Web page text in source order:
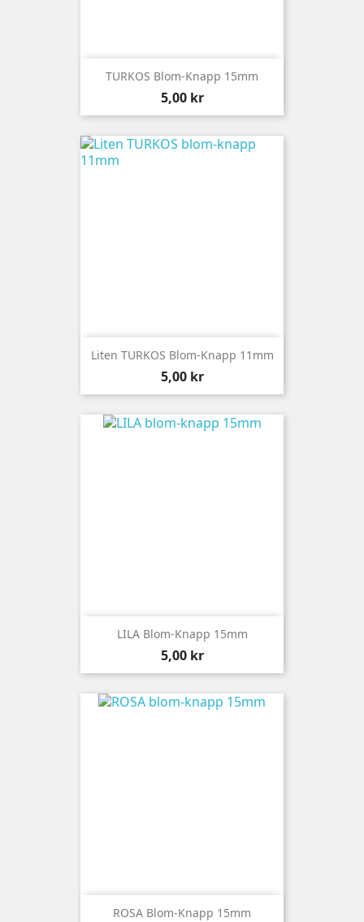
TURKOS Blom-Knapp 15mm
Pris
5,00 kr
Liten TURKOS Blom-Knapp 11mm
Pris
5,00 kr
LILA Blom-Knapp 15mm
Pris
5,00 kr
ROSA Blom-Knapp 15mm